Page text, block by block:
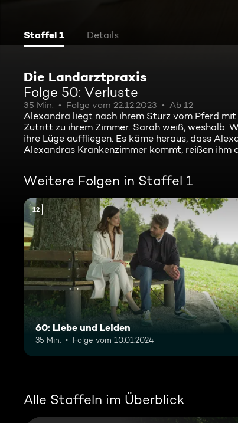
Staffel 1 Details
Die Landarztpraxis
Folge 50: Verluste
35 Min. Folge vom 22.12.2023 Ab 12
Alexandra liegt nach ihrem Sturz vom Pferd
Zutritt zu ihrem Zimmer. Sarah weiß, weshalb:
ihre Lüge auffliegen. Es käme heraus, dass
Alexandras Krankenzimmer kommt, reißen ihm
Weitere Folgen in Staffel 1
12
60: Liebe und Leiden
35 Min. Folge vom 10.01.2024
Alle Staffeln im Überblick